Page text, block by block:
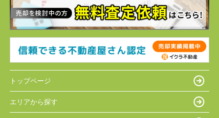
トップページ
エリアから探す